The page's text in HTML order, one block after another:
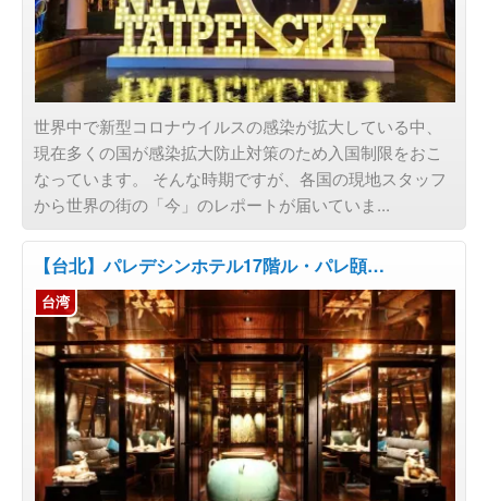
世界中で新型コロナウイルスの感染が拡大している中、
現在多くの国が感染拡大防止対策のため入国制限をおこ
なっています。 そんな時期ですが、各国の現地スタッフ
から世界の街の「今」のレポートが届いていま...
【台北】パレデシンホテル17階ル・パレ頣…
台湾